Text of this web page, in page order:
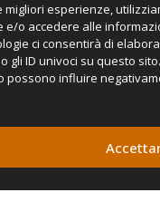
migliori esperienze,
e/o accedere alle
ci consentirà di
gli ID univoci su questo
possono influire